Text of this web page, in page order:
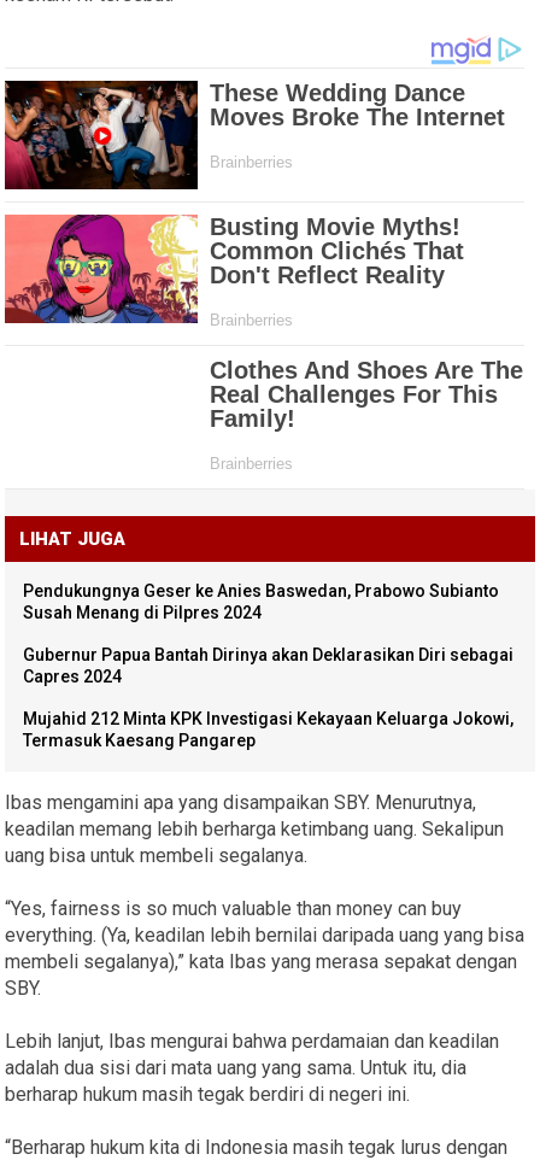
LIHAT JUGA
Pendukungnya Geser ke Anies Baswedan, Prabowo Subianto
Susah Menang di Pilpres 2024
Gubernur Papua Bantah Dirinya akan Deklarasikan Diri sebagai
Capres 2024
Mujahid 212 Minta KPK Investigasi Kekayaan Keluarga Jokowi,
Termasuk Kaesang Pangarep
Ibas mengamini apa yang disampaikan SBY. Menurutnya,
keadilan memang lebih berharga ketimbang uang. Sekalipun
uang bisa untuk membeli segalanya.
“Yes, fairness is so much valuable than money can buy
everything. (Ya, keadilan lebih bernilai daripada uang yang bisa
membeli segalanya),” kata Ibas yang merasa sepakat dengan
SBY.
Lebih lanjut, Ibas mengurai bahwa perdamaian dan keadilan
adalah dua sisi dari mata uang yang sama. Untuk itu, dia
berharap hukum masih tegak berdiri di negeri ini.
“Berharap hukum kita di Indonesia masih tegak lurus dengan